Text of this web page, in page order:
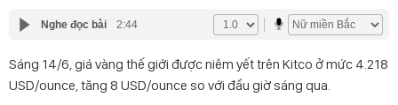
Nghe đọc bài 2:44
Sáng 14/6, giá vàng thế giới được niêm yết trên Kitco ở mức 4.218
USD/ounce, tăng 8 USD/ounce so với đầu giờ sáng qua.